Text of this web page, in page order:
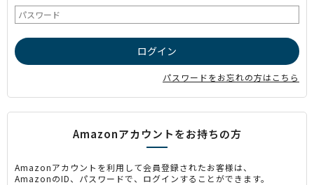
パスワードをお忘れの方はこちら
Amazonアカウントをお持ちの方
Amazonアカウントを利用して会員登録されたお客様は、
AmazonのID、パスワードで、ログインすることができます。